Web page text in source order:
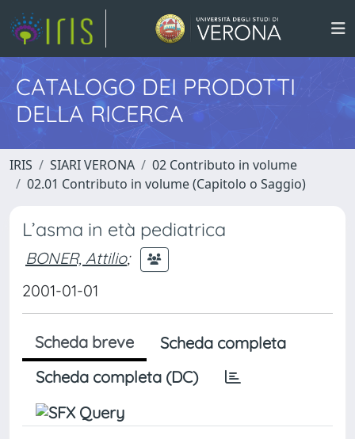
CATALOGO DEI PRODOTTI
DELLA RICERCA
IRIS SIARI VERONA
02 Contributo in volume
02.01 Contributo in volume (Capitolo o Saggio)
L’asma in età pediatrica
BONER, Attilio;
2001-01-01
Scheda breve
Scheda completa
Scheda completa (DC)